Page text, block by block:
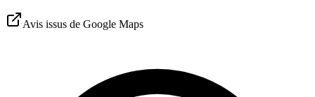
Avis issus de Google Maps